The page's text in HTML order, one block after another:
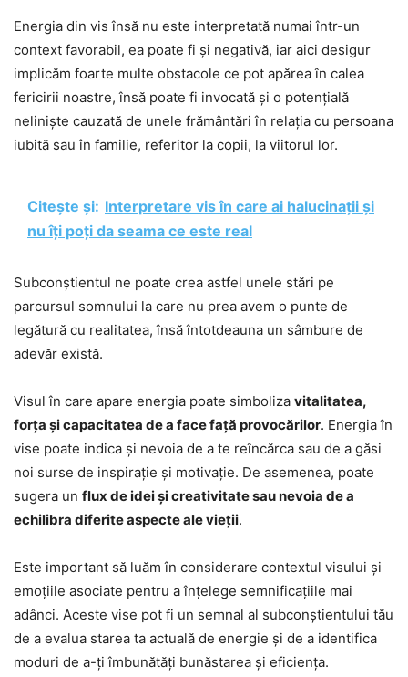
Energia din vis însă nu este interpretată numai într-un
context favorabil, ea poate fi și negativă, iar aici desigur
implicăm foarte multe obstacole ce pot apărea în calea
fericirii noastre, însă poate fi invocată și o potențială
neliniște cauzată de unele frământări în relația cu persoana
iubită sau în familie, referitor la copii, la viitorul lor.
Citește și: Interpretare vis în care ai halucinații și
nu îți poți da seama ce este real
Subconștientul ne poate crea astfel unele stări pe
parcursul somnului la care nu prea avem o punte de
legătură cu realitatea, însă întotdeauna un sâmbure de
adevăr există.
Visul în care apare energia poate simboliza vitalitatea,
forța și capacitatea de a face față provocărilor. Energia în
vise poate indica și nevoia de a te reîncărca sau de a găsi
noi surse de inspirație și motivație. De asemenea, poate
sugera un flux de idei și creativitate sau nevoia de a
echilibra diferite aspecte ale vieții.
Este important să luăm în considerare contextul visului și
emoțiile asociate pentru a înțelege semnificațiile mai
adânci. Aceste vise pot fi un semnal al subconștientului tău
de a evalua starea ta actuală de energie și de a identifica
moduri de a-ți îmbunătăți bunăstarea și eficiența.